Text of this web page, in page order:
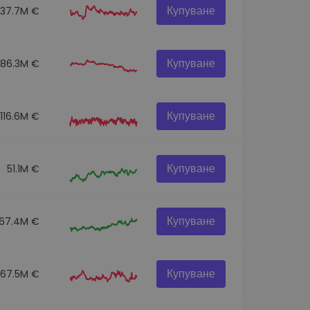
€ Купуване
86.3M € Купуване
116.6M € Купуване
51.1M € Купуване
€ Купуване
67.5M € Купуване